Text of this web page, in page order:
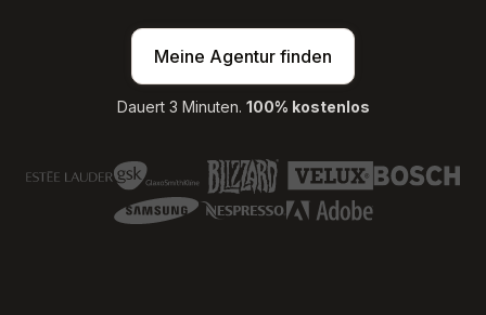
Meine Agentur finden
Dauert 3 Minuten. 100% kostenlos